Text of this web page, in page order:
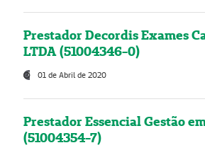
Prestador Decordis Exames
LTDA (51004346-0)
01 de Abril de 2020
Prestador Essencial Gestão
(51004354-7)